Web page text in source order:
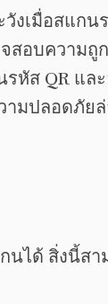
งเมื่อสแกน
สอบความถู
หัส QR แล
ามปลอดภัย
นได้ สิ่งนี้ส